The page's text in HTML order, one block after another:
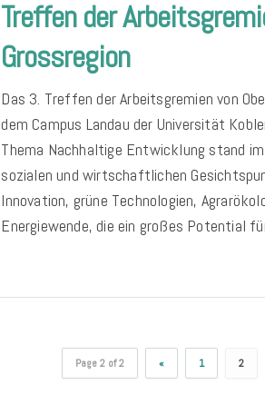
Treffen der
Grossregion
Das 3. Treffen der Arbeitsgremien von
dem Campus Landau der Universität
Thema Nachhaltige Entwicklung stand
sozialen und wirtschaftlichen
Innovation, grüne Technologien,
Energiewende, die ein großes Potential
Page 2 of 2 « 1 2